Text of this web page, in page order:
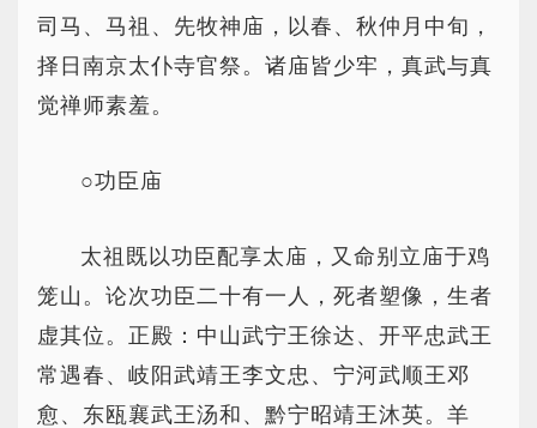
司马、马祖、先牧神庙，以春、秋仲月中旬，
择日南京太仆寺官祭。诸庙皆少牢，真武与真
觉禅师素羞。
○功臣庙
太祖既以功臣配享太庙，又命别立庙于鸡
笼山。论次功臣二十有一人，死者塑像，生者
虚其位。正殿：中山武宁王徐达、开平忠武王
常遇春、岐阳武靖王李文忠、宁河武顺王邓
愈、东瓯襄武王汤和、黔宁昭靖王沐英。羊